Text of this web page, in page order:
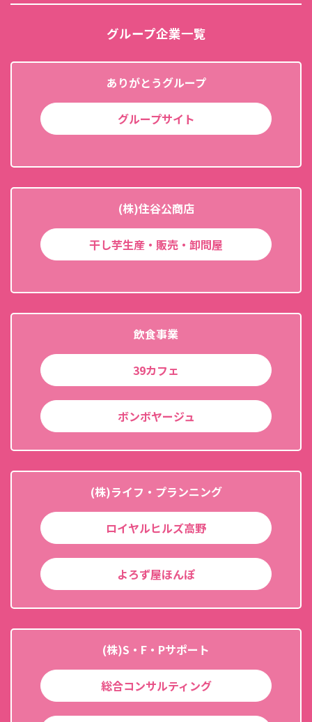
グループ企業一覧
ありがとうグループ
グループサイト
(株)住谷公商店
干し芋生産・販売・卸問屋
飲食事業
39カフェ
ボンボヤージュ
(株)ライフ・プランニング
ロイヤルヒルズ高野
よろず屋ほんぽ
(株)S・F・Pサポート
総合コンサルティング